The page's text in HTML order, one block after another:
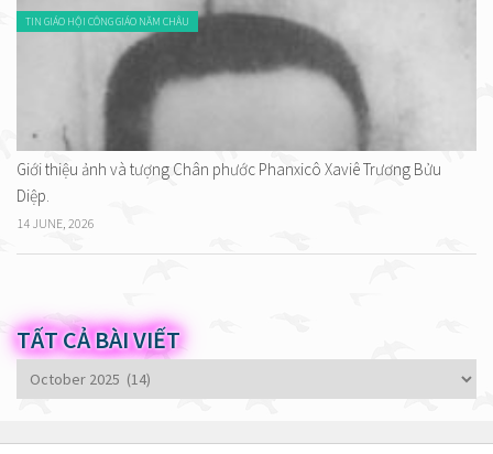
TIN GIÁO HỘI CÔNG GIÁO NĂM CHÂU
Giới thiệu ảnh và tượng Chân phước Phanxicô Xaviê Trương Bửu
Diệp.
14 JUNE, 2026
TẤT CẢ BÀI VIẾT
Tất
cả